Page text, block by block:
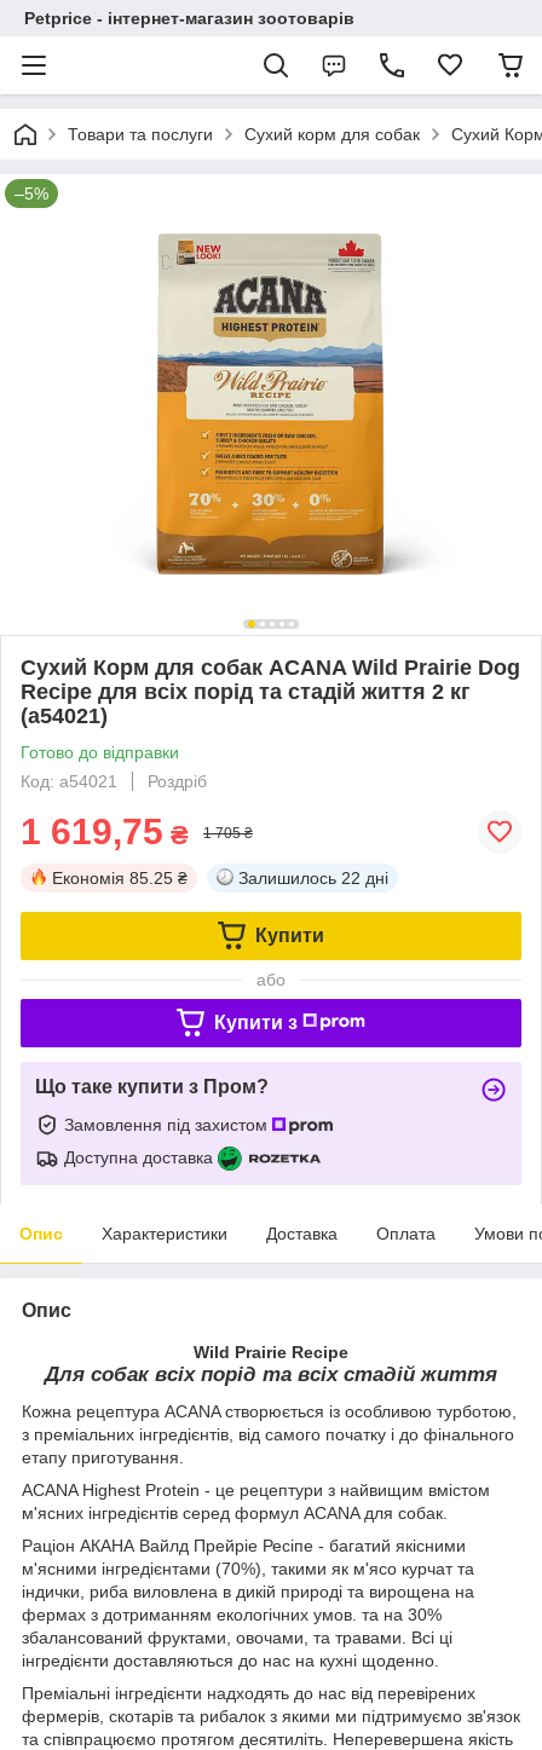
Petprice - інтернет-магазин зоотоварів
Товари та послуги Сухий корм для собак Сухий
–5%
Сухий Корм для собак ACANA Wild Prairie Dog
Recipe для всіх порід та стадій життя 2 кг
(a54021)
Готово до відправки
Код: a54021
Роздріб
1 619,75 ₴ 1 705 ₴
Економія 85.25 ₴ Залишилось 22 дні
Купити
або
Купити з
Що таке купити з Пром?
Замовлення під захистом
Доступна доставка
Опис Характеристики Доставка Оплата Умови
Опис
Wild Prairie Recipe
Для собак всіх порід та всіх стадій життя
Кожна рецептура ACANA створюється із особливою турботою,
з преміальних інгредієнтів, від самого початку і до фінального
етапу приготування.
ACANA Highest Protein - це рецептури з найвищим вмістом
м'ясних інгредієнтів серед формул ACANA для собак.
Раціон АКАНА Вайлд Прейріе Ресіпе - багатий якісними
м'ясними інгредієнтами (70%), такими як м'ясо курчат та
індички, риба виловлена в дикій природі та вирощена на
фермах з дотриманням екологічних умов. та на 30%
збалансований фруктами, овочами, та травами. Всі ці
інгредієнти доставляються до нас на кухні щоденно.
Преміальні інгредієнти надходять до нас від перевірених
фермерів, скотарів та рибалок з якими ми підтримуємо зв'язок
та співпрацюємо протягом десятиліть. Неперевершена якість